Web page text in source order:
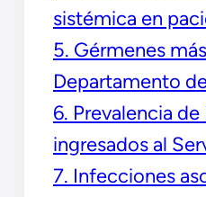
sistémica en
5. Gérmenes
Departamento
6. Prevalencia
ingresados al
7. Infecciones